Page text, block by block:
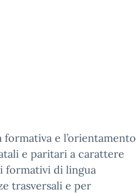
e l’orientamento
e paritari a carattere
formativi di lingua
trasversali e per